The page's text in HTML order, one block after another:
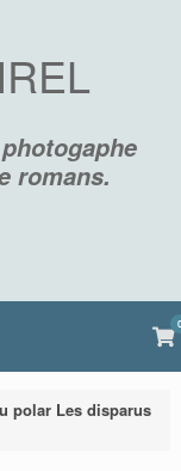
romans.
0
polar Les disparus